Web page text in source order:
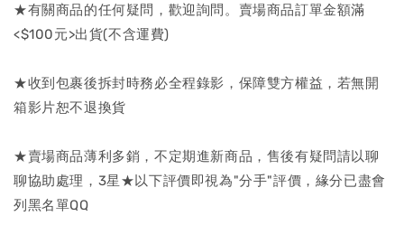
★有關商品的任何疑問，歡迎詢問。賣場商品訂單金額滿
<$100元>出貨(不含運費)
★收到包裹後拆封時務必全程錄影，保障雙方權益，若無開
箱影片恕不退換貨
★賣場商品薄利多銷，不定期進新商品，售後有疑問請以聊
聊協助處理，3星★以下評價即視為"分手"評價，緣分已盡會
列黑名單QQ